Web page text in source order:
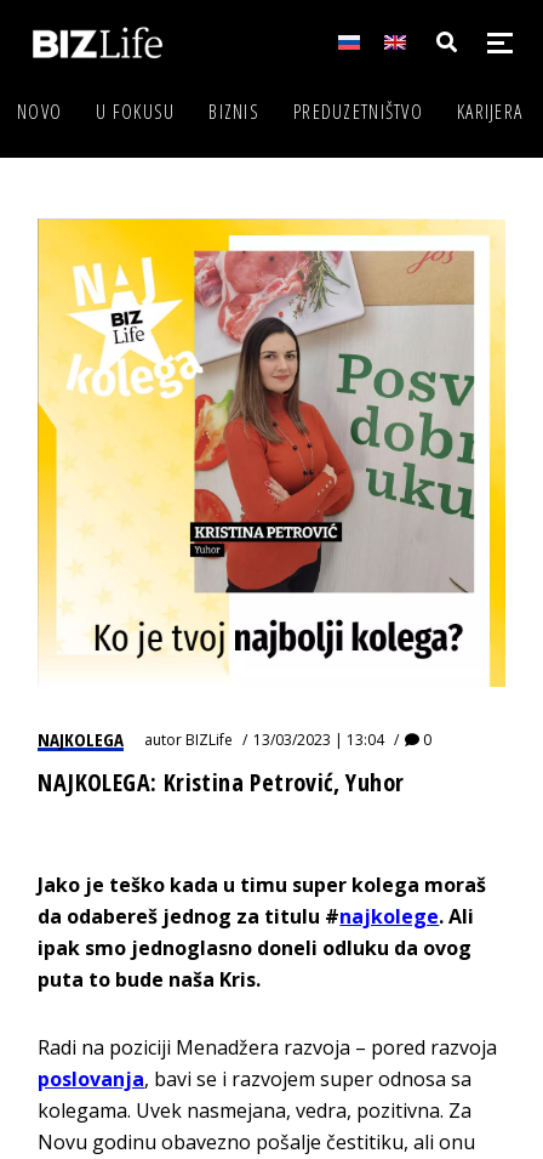
NOVO U FOKUSU BIZNIS PREDUZETNIŠTVO KARIJERA
NAJKOLEGA autorBIZLife 13/03/2023 | 13:04 0
NAJKOLEGA: Kristina Petrović, Yuhor
Jako je teško kada u timu super kolega moraš
da odabereš jednog za titulu #najkolege. Ali
ipak smo jednoglasno doneli odluku da ovog
puta to bude naša Kris.
Radi na poziciji Menadžera razvoja – pored razvoja
poslovanja, bavi se i razvojem super odnosa sa
kolegama. Uvek nasmejana, vedra, pozitivna. Za
Novu godinu obavezno pošalje čestitiku, ali onu